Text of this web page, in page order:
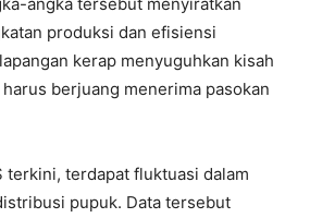
produksi dan efisiensi
kerap menyuguhkan kisah
berjuang menerima pasokan
terkini, terdapat fluktuasi dalam
pupuk. Data tersebut